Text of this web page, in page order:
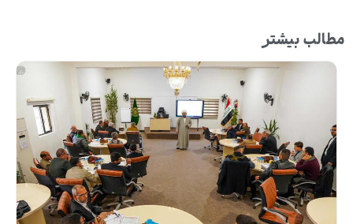
مطالب بیشتر